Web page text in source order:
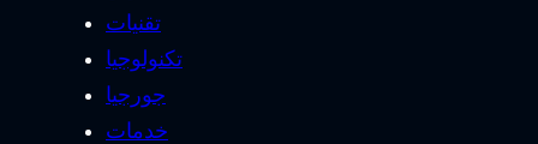
تقنيات
تكنولوجيا
جورجيا
خدمات